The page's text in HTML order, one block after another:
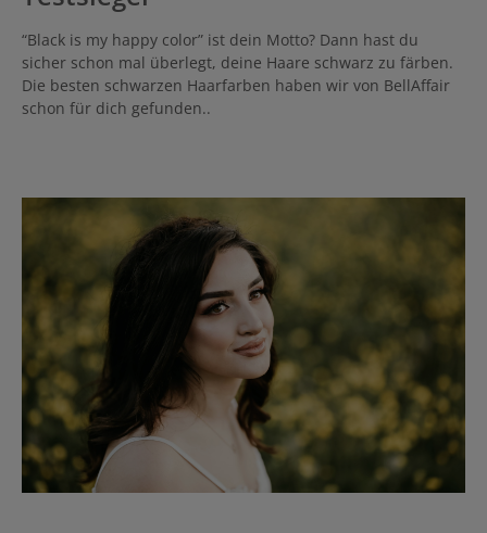
“Black is my happy color” ist dein Motto? Dann hast du
sicher schon mal überlegt, deine Haare schwarz zu färben.
Die besten schwarzen Haarfarben haben wir von BellAffair
schon für dich gefunden..